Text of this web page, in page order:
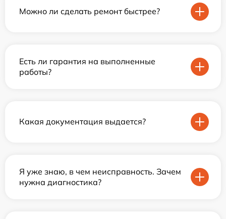
Можно ли сделать ремонт быстрее?
Есть ли гарантия на выполненные
работы?
Какая документация выдается?
Я уже знаю, в чем неисправность. Зачем
нужна диагностика?